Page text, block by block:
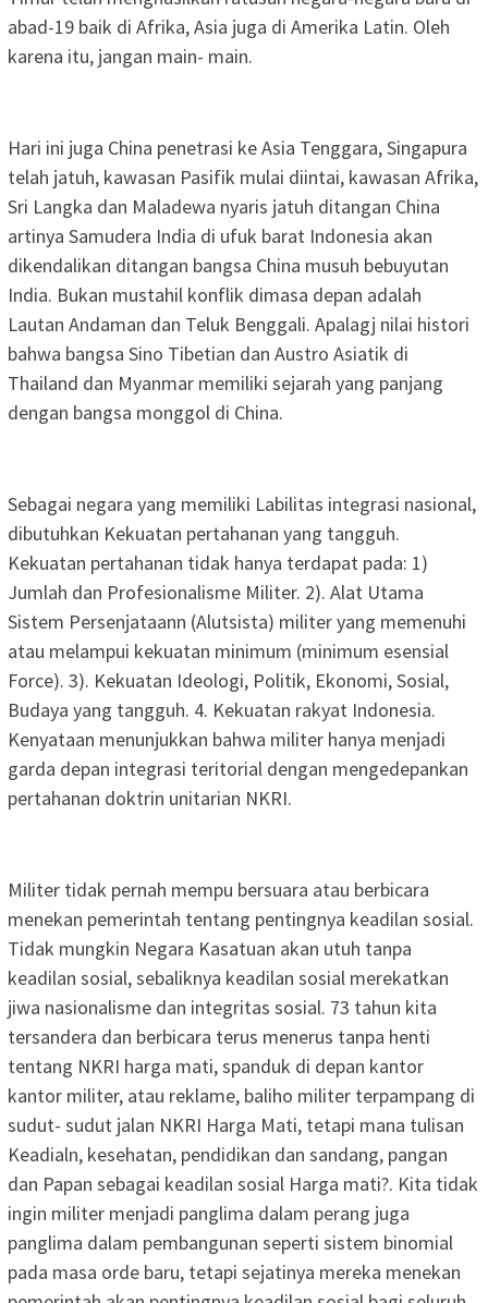
abad-19 baik di Afrika, Asia juga di Amerika Latin. Oleh
karena itu, jangan main- main.
Hari ini juga China penetrasi ke Asia Tenggara, Singapura
telah jatuh, kawasan Pasifik mulai diintai, kawasan Afrika,
Sri Langka dan Maladewa nyaris jatuh ditangan China
artinya Samudera India di ufuk barat Indonesia akan
dikendalikan ditangan bangsa China musuh bebuyutan
India. Bukan mustahil konflik dimasa depan adalah
Lautan Andaman dan Teluk Benggali. Apalagj nilai histori
bahwa bangsa Sino Tibetian dan Austro Asiatik di
Thailand dan Myanmar memiliki sejarah yang panjang
dengan bangsa monggol di China.
Sebagai negara yang memiliki Labilitas integrasi nasional,
dibutuhkan Kekuatan pertahanan yang tangguh.
Kekuatan pertahanan tidak hanya terdapat pada: 1)
Jumlah dan Profesionalisme Militer. 2). Alat Utama
Sistem Persenjataann (Alutsista) militer yang memenuhi
atau melampui kekuatan minimum (minimum esensial
Force). 3). Kekuatan Ideologi, Politik, Ekonomi, Sosial,
Budaya yang tangguh. 4. Kekuatan rakyat Indonesia.
Kenyataan menunjukkan bahwa militer hanya menjadi
garda depan integrasi teritorial dengan mengedepankan
pertahanan doktrin unitarian NKRI.
Militer tidak pernah mempu bersuara atau berbicara
menekan pemerintah tentang pentingnya keadilan sosial.
Tidak mungkin Negara Kasatuan akan utuh tanpa
keadilan sosial, sebaliknya keadilan sosial merekatkan
jiwa nasionalisme dan integritas sosial. 73 tahun kita
tersandera dan berbicara terus menerus tanpa henti
tentang NKRI harga mati, spanduk di depan kantor
kantor militer, atau reklame, baliho militer terpampang di
sudut- sudut jalan NKRI Harga Mati, tetapi mana tulisan
Keadialn, kesehatan, pendidikan dan sandang, pangan
dan Papan sebagai keadilan sosial Harga mati?. Kita tidak
ingin militer menjadi panglima dalam perang juga
panglima dalam pembangunan seperti sistem binomial
pada masa orde baru, tetapi sejatinya mereka menekan